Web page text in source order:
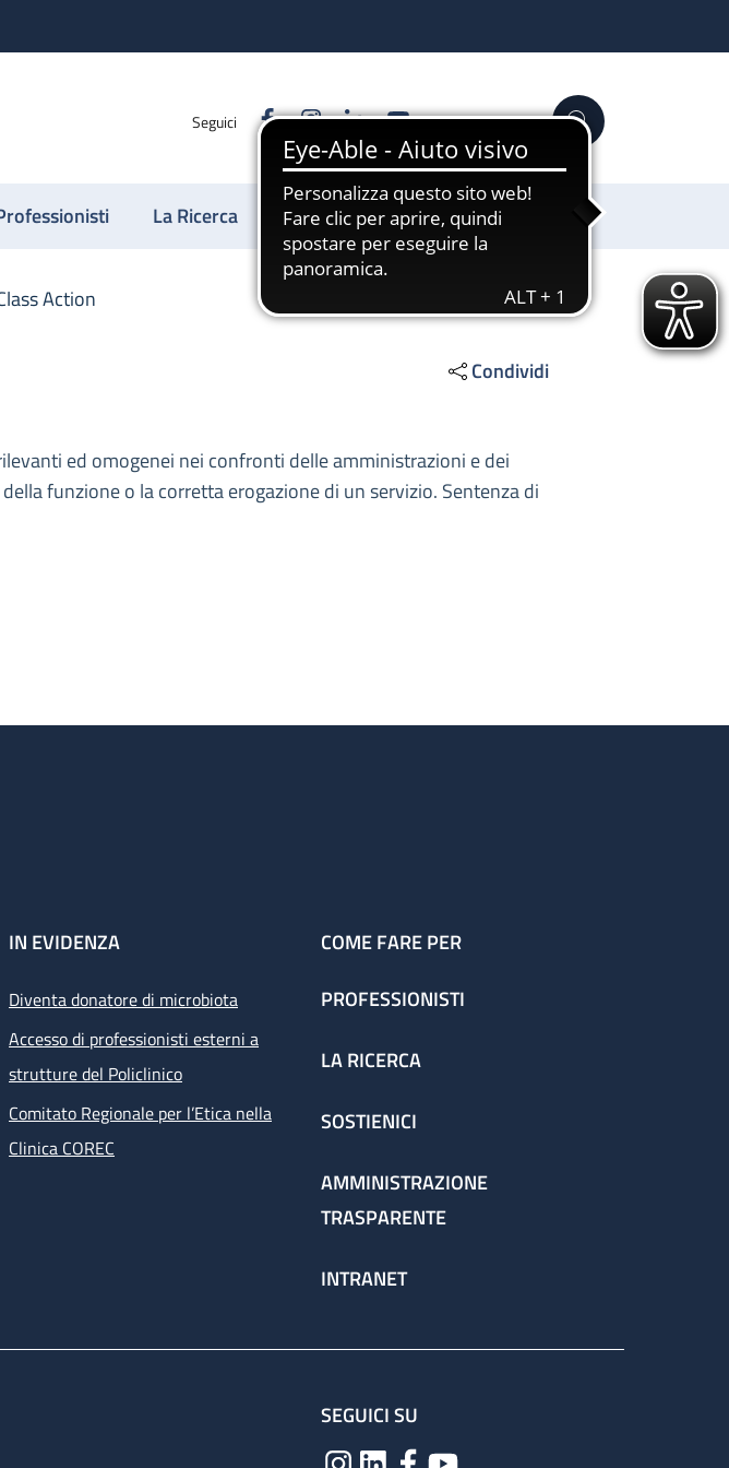
Seguici FacebookInstagram
LinkedinYouTube Cerca
La Ricerca Sostienici
Action
Condividi
ed omogenei nei confronti delle amministrazioni e dei
funzione o la corretta erogazione di un servizio. Sentenza di
IN EVIDENZA
Diventa donatore di microbiota
Accesso di professionisti esterni a
strutture del Policlinico
Comitato Regionale per l’Etica nella
Clinica COREC
COME FARE PER
PROFESSIONISTI
LA RICERCA
SOSTIENICI
AMMINISTRAZIONE
TRASPARENTE
INTRANET
SEGUICI SU